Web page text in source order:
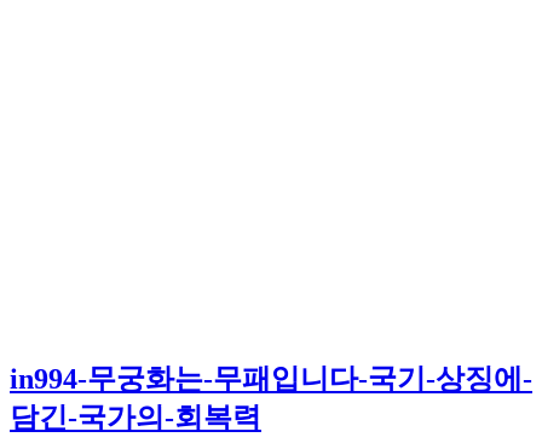
in994-무궁화는-무패입니다-국기-상징에-
담긴-국가의-회복력